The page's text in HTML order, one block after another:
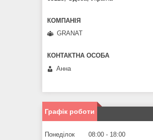
GRANAT
Анна
Графік роботи
Понеділок 08:00
18:00